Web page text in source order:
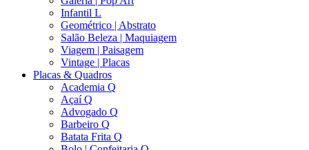
Infantil L
Geométrico | Abstrato
Salão Beleza | Maquiagem
Viagem | Paisagem
Vintage | Placas
Placas & Quadros
Academia Q
Açaí Q
Advogado Q
Barbeiro Q
Batata Frita Q